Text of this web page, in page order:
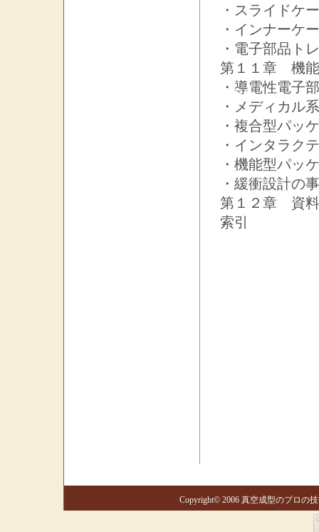
・スライドケ
・インナーケ
・電子部品ト
第１１章 機
・導電性電子
・メディカル
・複合型パッ
・インタラク
・機能型パッ
・緩衝設計の
第１２章 資料
索引
Copyright© 2006 真空成型のプロの